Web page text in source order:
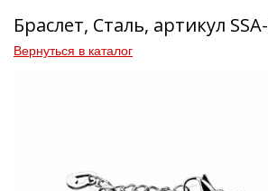
Браслет, Сталь, артикул
Вернуться в каталог